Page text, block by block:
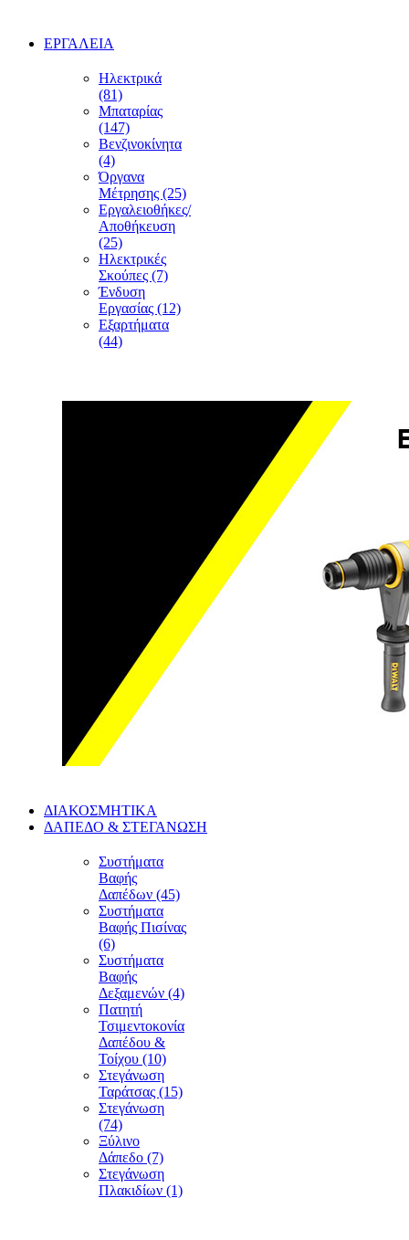
ΕΡΓΑΛΕΙΑ
Ηλεκτρικά
(81)
Μπαταρίας
(147)
Βενζινοκίνητα
(4)
Όργανα
Μέτρησης (25)
Εργαλειοθήκες/
Αποθήκευση
(25)
Ηλεκτρικές
Σκούπες (7)
Ένδυση
Εργασίας (12)
Εξαρτήματα
(44)
ΔΙΑΚΟΣΜΗΤΙΚΑ
ΔΑΠΕΔΟ & ΣΤΕΓΑΝΩΣΗ
Συστήματα
Βαφής
Δαπέδων (45)
Συστήματα
Βαφής Πισίνας
(6)
Συστήματα
Βαφής
Δεξαμενών (4)
Πατητή
Τσιμεντοκονία
Δαπέδου &
Τοίχου (10)
Στεγάνωση
Ταράτσας (15)
Στεγάνωση
(74)
Ξύλινο
Δάπεδο (7)
Στεγάνωση
Πλακιδίων (1)